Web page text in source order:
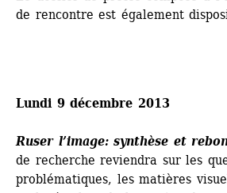
de rencontre est également
Lundi 9 décembre 2013
Ruser l’image: synthèse et
de recherche reviendra sur les
problématiques, les matières